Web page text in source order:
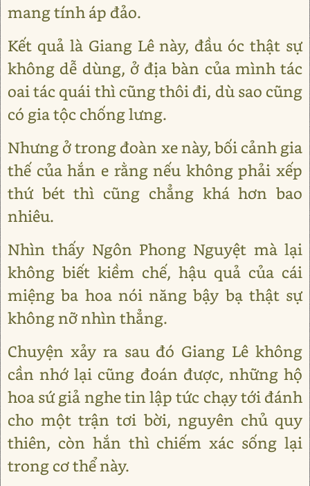
mang tính áp đảo.
Kết quả là Giang Lê này, đầu óc thật sự
không dễ dùng, ở địa bàn của mình tác
oai tác quái thì cũng thôi đi, dù sao cũng
có gia tộc chống lưng.
Nhưng ở trong đoàn xe này, bối cảnh gia
thế của hắn e rằng nếu không phải xếp
thứ bét thì cũng chẳng khá hơn bao
nhiêu.
Nhìn thấy Ngôn Phong Nguyệt mà lại
không biết kiềm chế, hậu quả của cái
miệng ba hoa nói năng bậy bạ thật sự
không nỡ nhìn thẳng.
Chuyện xảy ra sau đó Giang Lê không
cần nhớ lại cũng đoán được, những hộ
hoa sứ giả nghe tin lập tức chạy tới đánh
cho một trận tơi bời, nguyên chủ quy
thiên, còn hắn thì chiếm xác sống lại
trong cơ thể này.